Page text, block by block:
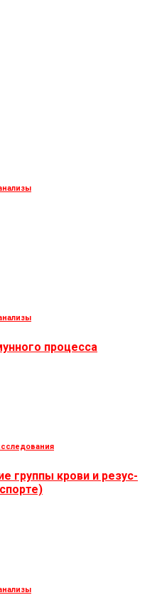
процесса
группы крови и резус-